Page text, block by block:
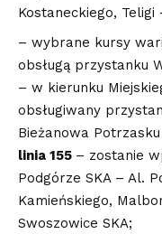
Kostaneckiego,
– wybrane kursy
obsługą przystanku
– w kierunku
obsługiwany
Bieżanowa
linia 155 – zostanie
Podgórze SKA – Al.
Kamieńskiego,
Swoszowice SKA;